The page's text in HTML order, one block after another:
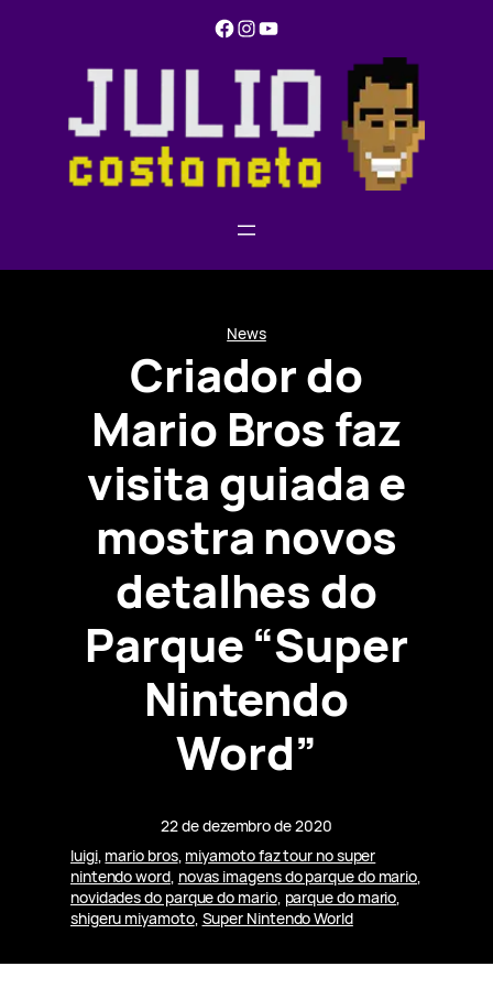
Facebook Instagram YouTube
News
Criador do
Mario Bros faz
visita guiada e
mostra novos
detalhes do
Parque “Super
Nintendo
Word”
22 de dezembro de 2020
luigi, mario bros, miyamoto faz tour no super
nintendo word, novas imagens do parque do mario
novidades do parque do mario, parque do mario
shigeru miyamoto, Super Nintendo World